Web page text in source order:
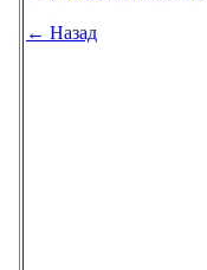
← Назад